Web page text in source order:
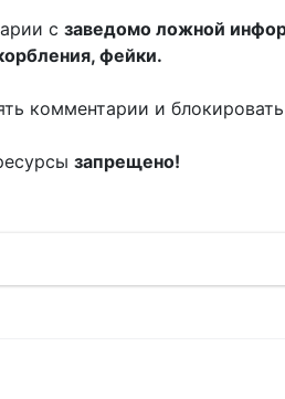
с заведомо ложной
фейки.
комментарии и
запрещено!